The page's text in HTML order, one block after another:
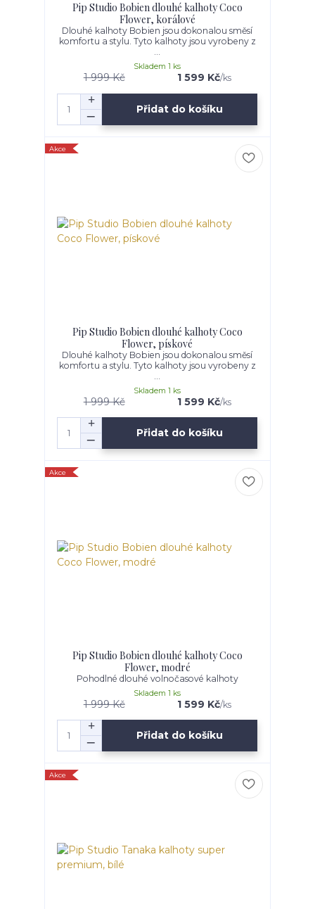
Pip Studio Bobien dlouhé kalhoty Coco
Flower, korálové
Dlouhé kalhoty Bobien jsou dokonalou směsí
komfortu a stylu. Tyto kalhoty jsou vyrobeny z
...
1 999 Kč 1 599 Kč/ks
Skladem 1 ks
Přidat do košíku
Akce
Pip Studio Bobien dlouhé kalhoty Coco
Flower, pískové
Dlouhé kalhoty Bobien jsou dokonalou směsí
komfortu a stylu. Tyto kalhoty jsou vyrobeny z
1 999 Kč 1 599 Kč/ks
Skladem 1 ks
Přidat do košíku
Akce
Pip Studio Bobien dlouhé kalhoty Coco
Flower, modré
Pohodlné dlouhé volnočasové kalhoty
1 999 Kč 1 599 Kč/ks
Skladem 1 ks
Přidat do košíku
Akce